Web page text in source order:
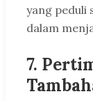
yang peduli
dalam
7.